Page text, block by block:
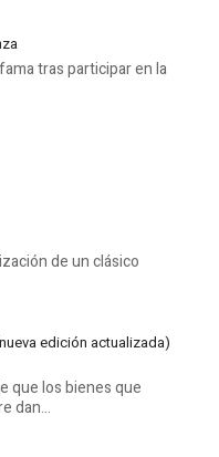
tras participar en la
de un clásico
edición actualizada)
que los bienes que
dan...